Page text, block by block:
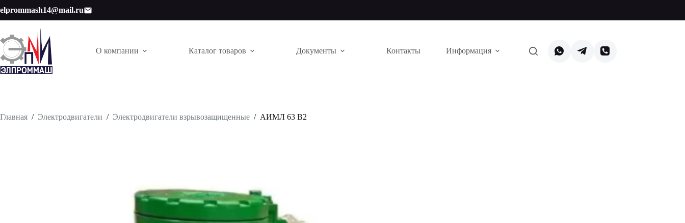
к
сути
elprommash14@mail.ru
О компании Каталог товаров Документы Контакты Информация
Главная / Электродвигатели / Электродвигатели взрывозащищенные / АИМЛ 63 В2